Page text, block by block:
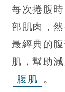
每次捲腹
部肌肉，
最經典的
肌，幫助
腹肌 。